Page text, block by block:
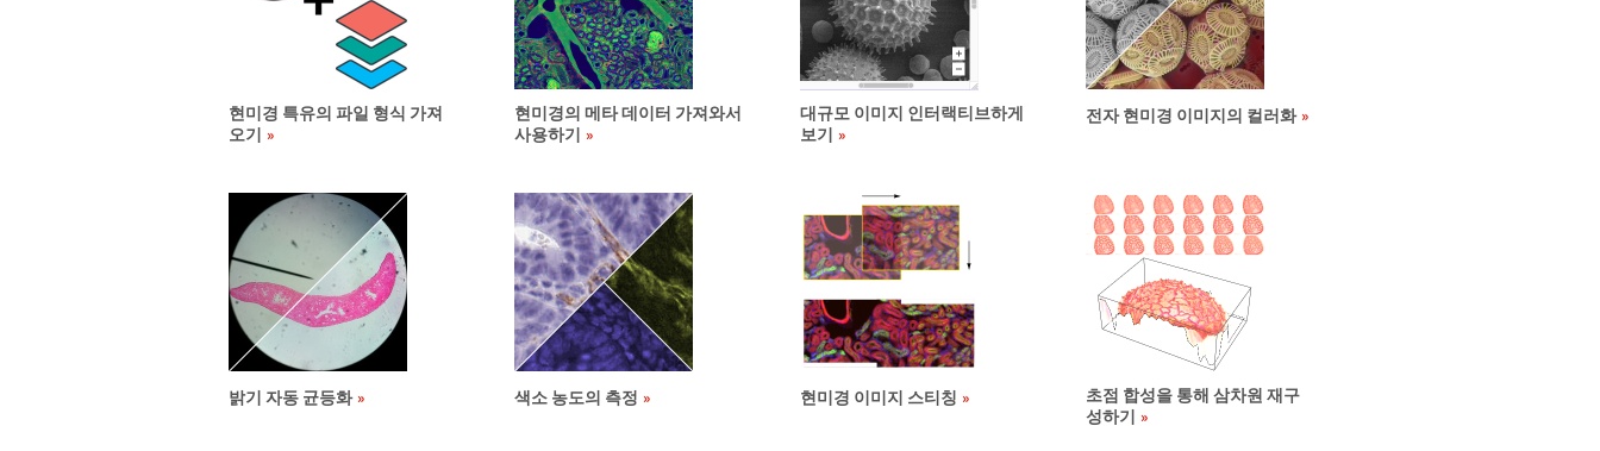
현미경 특유의 파일 형식 가져
오기
현미경의 메타 데이터 가져와서
사용하기
대규모 이미지 인터랙티브하게
보기
전자 현미경 이미지의 컬러화
밝기 자동 균등화 색소 농도의 측정 현미경 이미지 스티칭
초점 합성을 통해 삼차원 재구
성하기